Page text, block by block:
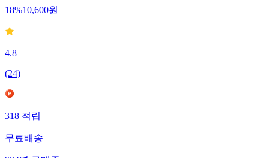
18%10,600원
4.8
(24)
318적립
무료배송